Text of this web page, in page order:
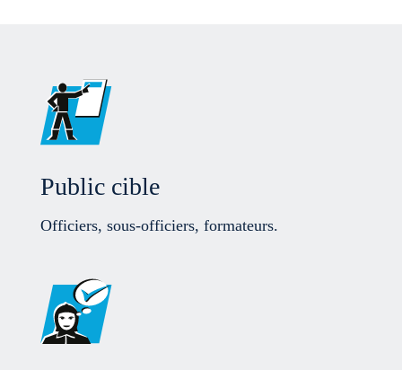
Public cible
Officiers, sous-officiers, formateurs.